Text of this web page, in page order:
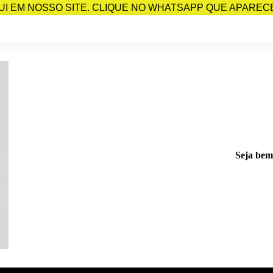
EM NOSSO SITE. CLIQUE NO WHATSAPP QUE
Seja